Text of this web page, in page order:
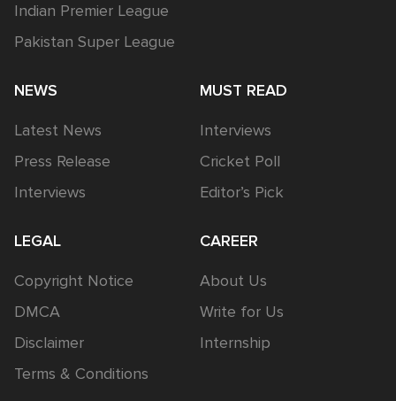
Indian Premier League
Pakistan Super League
NEWS
Latest News
Press Release
Interviews
MUST READ
Interviews
Cricket Poll
Editor’s Pick
LEGAL
Copyright Notice
DMCA
Disclaimer
Terms & Conditions
CAREER
About Us
Write for Us
Internship